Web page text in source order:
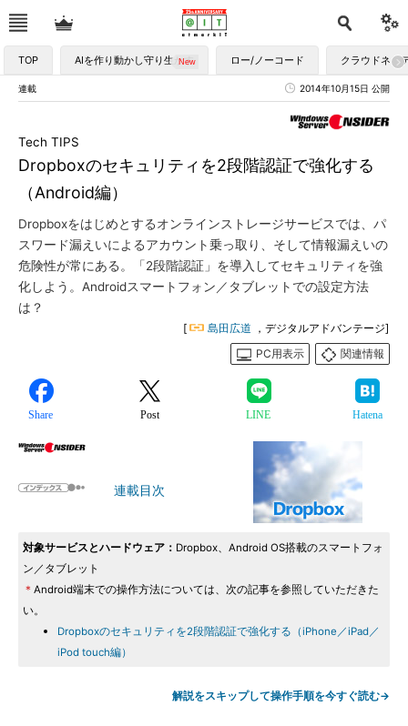
TOP AIを作り動かし守り生かす ロー/ノーコード クラウドネイ
連載 2014年10月15日 公開
Dropboxのセキュリティを2段階認証で強化する
（Android編）
Tech TIPS
Dropboxをはじめとするオンラインストレージサービスでは、パ
スワード漏えいによるアカウント乗っ取り、そして情報漏えいの
危険性が常にある。「2段階認証」を導入してセキュリティを強
化しよう。Androidスマートフォン／タブレットでの設定方法
は？
[ 島田広道 ，デジタルアドバンテージ]
PC用表示
関連情報
Share Post LINE Hatena
連載目次
対象サービスとハードウェア： Dropbox、Android OS搭載のスマートフォ
ン／タブレット
＊ Android端末での操作方法については、次の記事を参照していただきた
い。
Dropboxのセキュリティを2段階認証で強化する（iPhone／iPad／
iPod touch編）
解説をスキップして操作手順を今すぐ読む→